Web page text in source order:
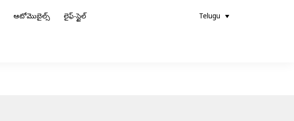
ఆటోమొబైల్స్ లైఫ్-స్టైల్ Telugu